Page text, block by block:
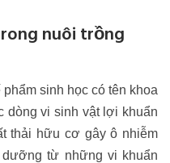
nuôi trồng
sinh học có tên khoa
dòng vi sinh vật lợi khuẩn
thải hữu cơ gây ô nhiễm
từ những vi khuẩn